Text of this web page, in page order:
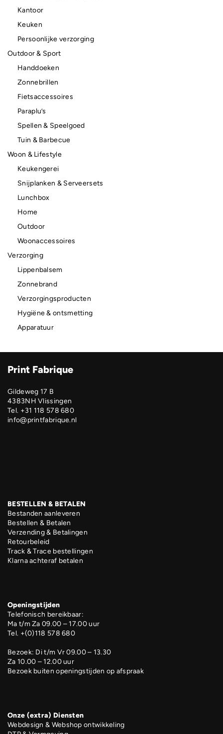
Kantoor
Keuken
Persoonlijke verzorging
Outdoor & Sport
Handdoeken
Zonnebrillen
Fietsaccessoires
Paraplu’s
Spellen & Speelgoed
Tuin & Barbecue
Woon & Lifestyle
Keukengerei
Snijplanken & Serveersets
Lunchbox
Home
Outdoor
Woonaccessoires
Verzorging
Lippenbalsem
Zonnebrand
Verzorgingsproducten
Hygiëne & ontsmetting
Apparatuur
Print Fabrique
Gildeweg 17 B
4383NH Vlissingen
Tel. +31 118 578 680
info@printfabrique.nl
BESTELLEN & BETALEN
Bestanden aanleveren
Bestellen & Betalen
Verzending & Betalingen
Retourbeleid
Track & Trace bestellingen
Klarna achteraf betalen
Openingstijden
Telefonisch bereikbaar:
Ma t/m Za 09.00 – 17.00 uur
Tel. +(0)118 578 680
Bezoek: Di t/m Vr 09.00 – 13.30
Za 10.00 – 12.00 uur
Bezoek buiten openingstijden op afspraak
Onze (extra) Diensten
Webdesign & Webshop ontwikkeling